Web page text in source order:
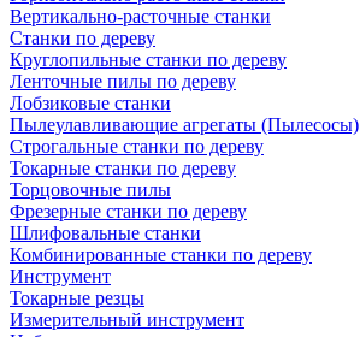
Вертикально-расточные станки
Станки по дереву
Круглопильные станки по дереву
Ленточные пилы по дереву
Лобзиковые станки
Пылеулавливающие агрегаты (Пылесосы)
Строгальные станки по дереву
Токарные станки по дереву
Торцовочные пилы
Фрезерные станки по дереву
Шлифовальные станки
Комбинированные станки по дереву
Инструмент
Токарные резцы
Измерительный инструмент